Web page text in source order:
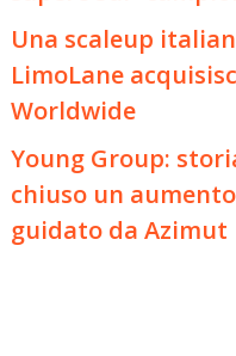
Una scaleup
LimoLane
Worldwide
Young Group:
chiuso un
guidato da Azimut